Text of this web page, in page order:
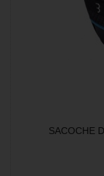
SACOCHE